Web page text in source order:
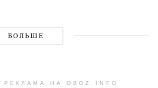
БОЛЬШЕ
НА OBOZ.INFO